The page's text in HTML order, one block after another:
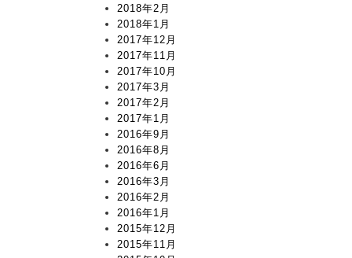
2018年2月
2018年1月
2017年12月
2017年11月
2017年10月
2017年3月
2017年2月
2017年1月
2016年9月
2016年8月
2016年6月
2016年3月
2016年2月
2016年1月
2015年12月
2015年11月